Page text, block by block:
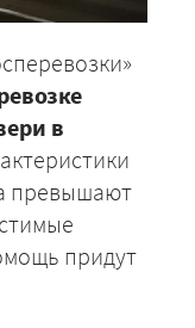
в
превышают
придут